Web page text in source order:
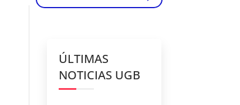
ÚLTIMAS
NOTICIAS UGB